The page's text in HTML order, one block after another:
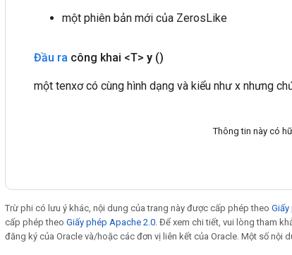
một phiên bản mới của ZerosLike
Đầu ra công khai <T> y ()
một tenxơ có cùng hình dạng và kiểu như x nhưng
Thông tin này có
Trừ phi có lưu ý khác, nội dung của trang này được cấp phép theo Giấy
cấp phép theo Giấy phép Apache 2.0 . Để xem chi tiết, vui lòng tham
đăng ký của Oracle và/hoặc các đơn vị liên kết của Oracle. Một số nội